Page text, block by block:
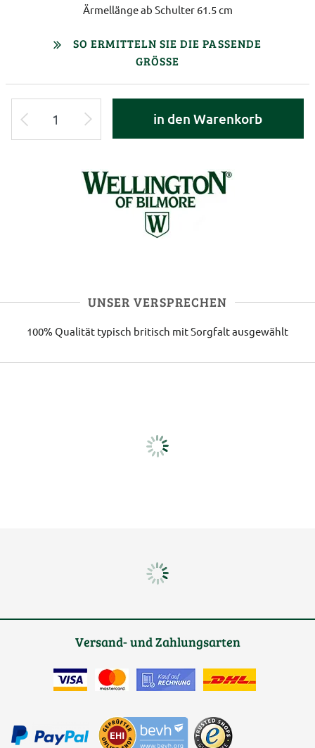
Ärmellänge ab Schulter 61.5 cm
SO ERMITTELN SIE DIE PASSENDE
GRÖSSE
in den Warenkorb
UNSER VERSPRECHEN
100% Qualität typisch britisch mit Sorgfalt ausgewählt
Versand- und Zahlungsarten